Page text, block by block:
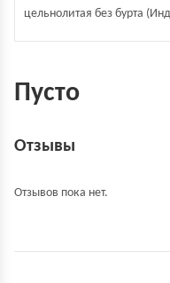
цельнолитая без бурта
Пусто
Отзывы
Отзывов пока нет.